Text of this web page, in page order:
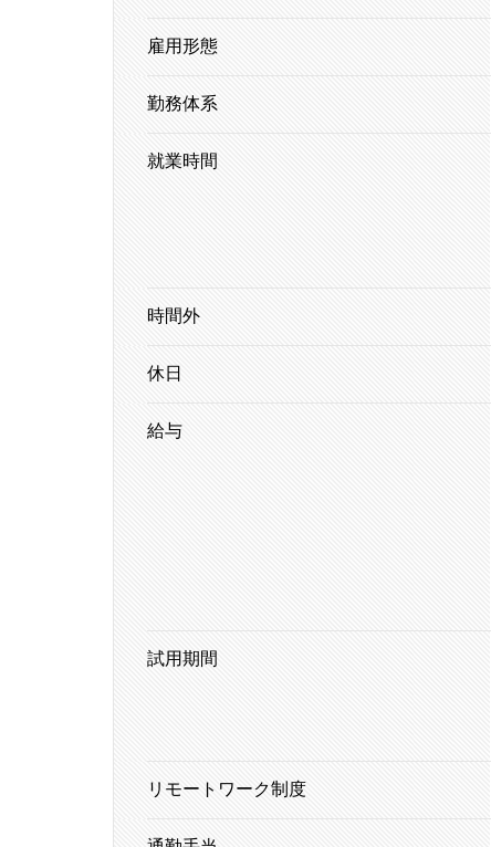
雇用形態
勤務体系
就業時間
時間外
休日
給与
試用期間
リモートワーク制度